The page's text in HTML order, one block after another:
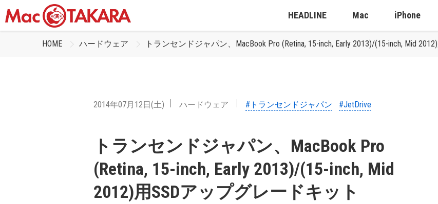
HEADLINE Mac iPhone
HOME ハードウェア トランセンドジャパン、MacBook Pro (Retina, 15-inch, Early 2013)/(15-inch, Mid
2014年07月12日(土) ハードウェア #トランセンドジャパン #JetDrive
トランセンドジャパン、MacBook Pro
(Retina, 15-inch, Early 2013)/(15-inch, Mid
2012)用SSDアップグレードキット